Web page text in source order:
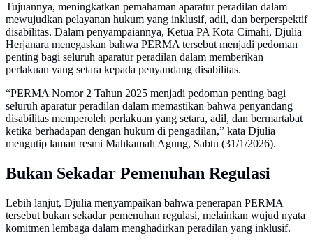
Tujuannya, meningkatkan pemahaman aparatur peradilan dalam
mewujudkan pelayanan hukum yang inklusif, adil, dan berperspektif
disabilitas. Dalam penyampaiannya, Ketua PA Kota Cimahi, Djulia
Herjanara menegaskan bahwa PERMA tersebut menjadi pedoman
penting bagi seluruh aparatur peradilan dalam memberikan
perlakuan yang setara kepada penyandang disabilitas.
“PERMA Nomor 2 Tahun 2025 menjadi pedoman penting bagi
seluruh aparatur peradilan dalam memastikan bahwa penyandang
disabilitas memperoleh perlakuan yang setara, adil, dan bermartabat
ketika berhadapan dengan hukum di pengadilan,” kata Djulia
mengutip laman resmi Mahkamah Agung, Sabtu (31/1/2026).
Bukan Sekadar Pemenuhan Regulasi
Lebih lanjut, Djulia menyampaikan bahwa penerapan PERMA
tersebut bukan sekadar pemenuhan regulasi, melainkan wujud nyata
komitmen lembaga dalam menghadirkan peradilan yang inklusif.